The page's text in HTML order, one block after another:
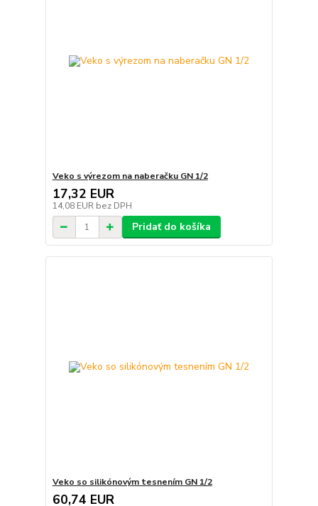
Veko s výrezom na naberačku GN 1/2
17,32 EUR
14,08 EUR bez DPH
Pridať do košíka
Veko so silikónovým tesnením GN 1/2
60,74 EUR